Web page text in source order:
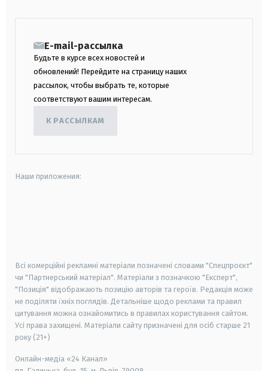
E-mail-рассылка
Будьте в курсе всех новостей и
обновлений! Перейдите на страницу наших
рассылок, чтобы выбрать те, которые
соответствуют вашим интересам.
К РАССЫЛКАМ
Наши приложения:
Всі комерційні рекламні матеріали позначені словами "Спецпроєкт"
чи "Партнерський матеріал". Матеріали з позначкою "Експерт",
"Позиція" відображають позицію авторів та героїв. Редакція може
не поділяти їхніх поглядів. Детальніше щодо реклами та правил
цитування можна ознайомитись в правилах користування сайтом.
Усі права захищені. Матеріали сайту призначені для осіб старше 21
року (21+)
Онлайн-медіа «24 Канал»